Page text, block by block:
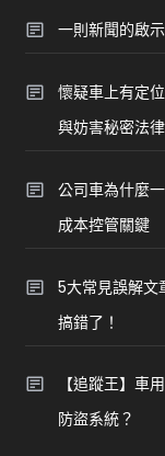
一則新聞的啟
懷疑車上有定
與妨害秘密法
公司車為什麼
成本控管關鍵
5大常見誤解文
搞錯了！
【追蹤王】車
防盜系統？